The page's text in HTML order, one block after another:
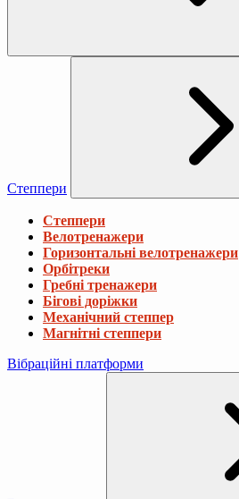
Степпери
Степпери
Велотренажери
Горизонтальні велотренажери
Орбітреки
Гребні тренажери
Бігові доріжки
Механічний степпер
Магнітні степпери
Вібраційні платформи